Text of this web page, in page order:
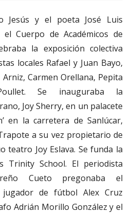
Jesús y el poeta José Luis
Cuerpo de Académicos de
la exposición colectiva
locales Rafael y Juan Bayo,
Carmen Orellana, Pepita
Se inauguraba la
Joy Sherry, en un palacete
en la carretera de Sanlúcar,
a su vez propietario de
teatro Joy Eslava. Se funda la
Trinity School. El periodista
Cueto pregonaba el
jugador de fútbol Alex Cruz
Adrián Morillo González y el